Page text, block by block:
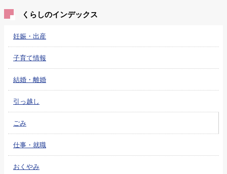
くらしのインデックス
妊娠・出産
子育て情報
結婚・離婚
引っ越し
ごみ
仕事・就職
おくやみ